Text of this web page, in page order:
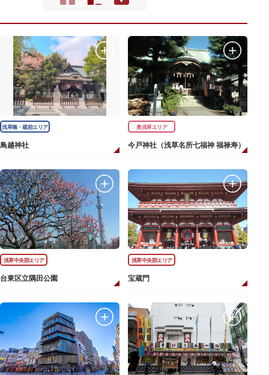
浅草橋・蔵前エリア
鳥越神社
奥浅草エリア
今戸神社（浅草名所七福神 福禄寿）
浅草中央部エリア
台東区立隅田公園
浅草中央部エリア
宝蔵門